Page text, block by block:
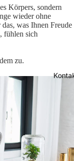
Körpers, sondern
wieder ohne
was Ihnen Freude
fühlen sich
zu.